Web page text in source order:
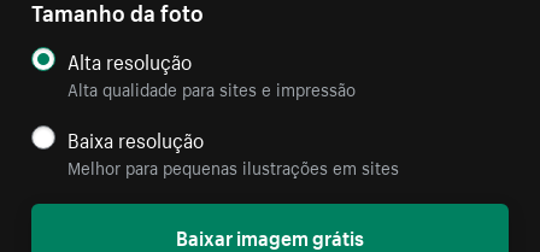
Tamanho da foto
Alta resolução
Alta qualidade para sites e impressão
Baixa resolução
Melhor para pequenas ilustrações em sites
Baixar imagem grátis